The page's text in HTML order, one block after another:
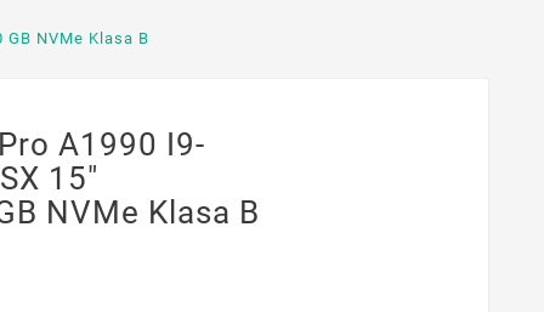
GB NVMe Klasa B
A1990 I9-
15"
NVMe Klasa B